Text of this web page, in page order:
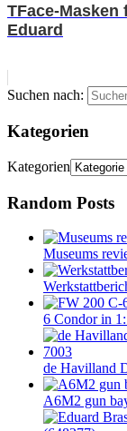
TFace-Masken
Eduard
Suchen nach:
Kategorien
Kategorien
Random Posts
Museums
6 Condor in
de Havilland
A6M2 gun